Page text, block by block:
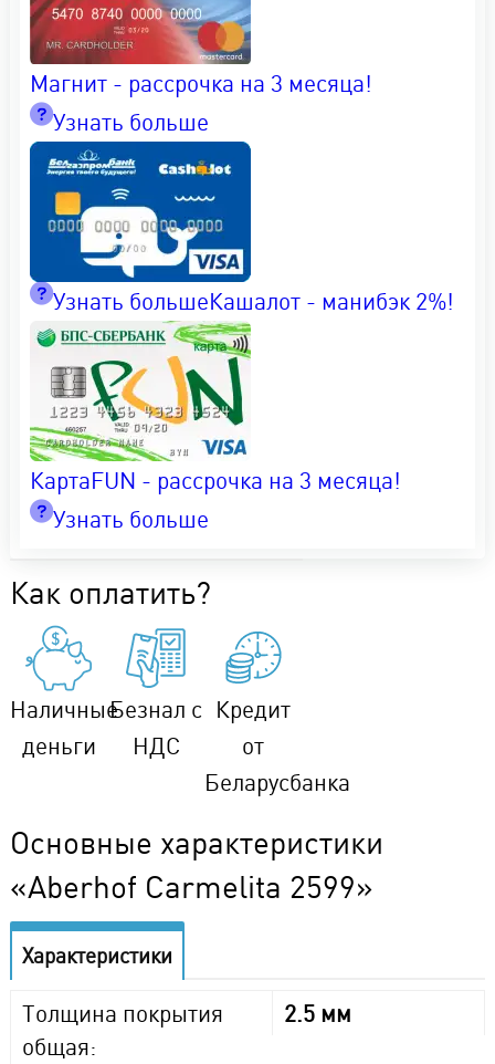
Магнит - рассрочка на 3 месяца!
Узнать больше
Кашалот - манибэк 2%!
Узнать больше
КартаFUN - рассрочка на 3 месяца!
Узнать больше
Как оплатить?
Наличные
деньги
Безнал с
НДС
Кредит
от
Беларусбанка
Основные характеристики
«Aberhof Carmelita 2599»
Характеристики
Толщина покрытия
общая:
2.5 мм